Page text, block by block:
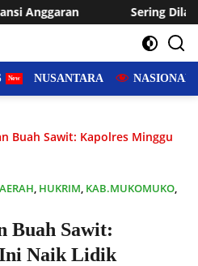
Genangan, Desa Sukaraja
NUSANTARA NASIONAL
Buah Sawit: Kapolres Minggu
, HUKRIM, KAB.MUKOMUKO,
Buah Sawit:
Naik Lidik